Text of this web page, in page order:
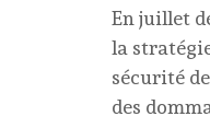
En juillet
la
sécurité
des